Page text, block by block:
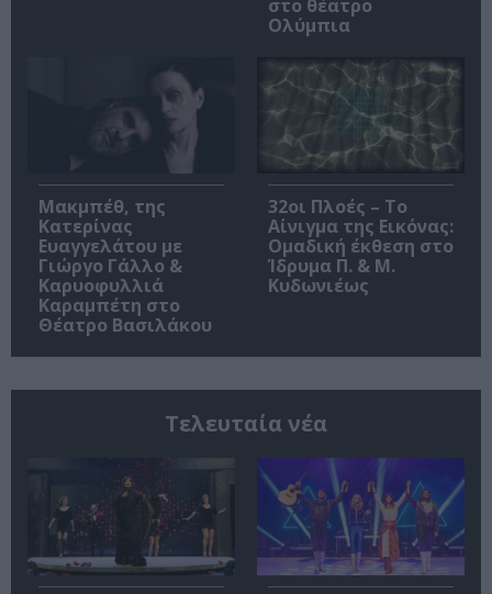
στο θέατρο
Ολύμπια
Μακμπέθ, της
Κατερίνας
Ευαγγελάτου με
Γιώργο Γάλλο &
Καρυοφυλλιά
Καραμπέτη στο
Θέατρο Βασιλάκου
32οι Πλοές – Το
Αίνιγμα της Εικόνας:
Ομαδική έκθεση στο
Ίδρυμα Π. & Μ.
Κυδωνιέως
Τελευταία νέα